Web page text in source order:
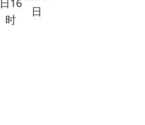
日16
时
日